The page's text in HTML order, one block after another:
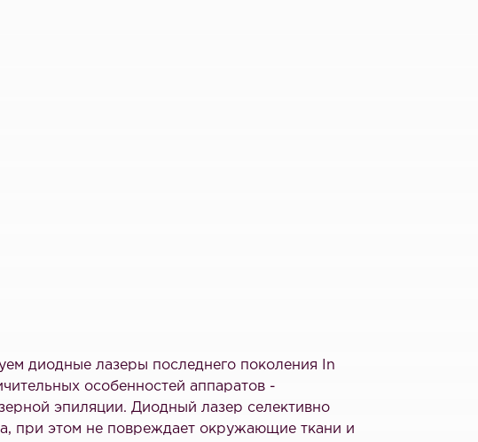
диодные лазеры последнего поколения In
особенностей аппаратов -
эпиляции. Диодный лазер селективно
при этом не повреждает окружающие ткани и